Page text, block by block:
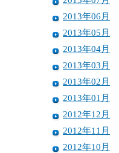
2013年06月
2013年05月
2013年04月
2013年03月
2013年02月
2013年01月
2012年12月
2012年11月
2012年10月